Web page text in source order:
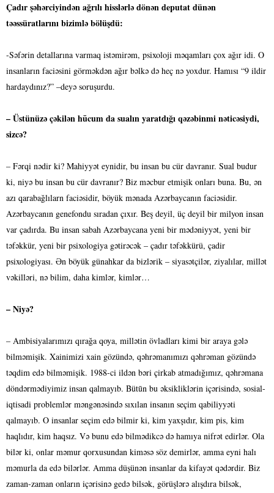
Çadır şəhərciyindən ağrılı hisslərlə dönən deputat dünən
təəssüratlarını bizimlə bölüşdü:
-Səfərin detallarına varmaq istəmirəm, psixoloji məqamları çox ağır idi. O
insanların faciəsini görməkdən ağır bəlkə də heç nə yoxdur. Hamısı “9 ildir
hardaydınız?” –deyə soruşurdu.
– Üstünüzə çəkilən hūcum da sualın yaratdığı qəzəbinmi nəticəsiydi,
sizcə?
– Fərqi nədir ki? Mahiyyət eynidir, bu insan bu cür davranır. Sual budur
ki, niyə bu insan bu cür davranır? Biz məcbur etmişik onları buna. Bu, ən
azı qarabağlılarn faciəsidir, böyük mənada Azərbaycanın faciəsidir.
Azərbaycanın genefondu sıradan çıxır. Beş deyil, üç deyil bir milyon insan
var çadırda. Bu insan sabah Azərbaycana yeni bir mədəniyyət, yeni bir
təfəkkür, yeni bir psixologiya gətirəcək – çadır təfəkkürü, çadir
psixologiyası. Ən böyük günahkar da bizlərik – siyasətçilər, ziyalılar, millət
vəkilləri, nə bilim, daha kimlər, kimlər…
– Niyə?
– Ambisiyalarımızı qırağa qoya, millətin övladları kimi bir araya gələ
bilməmişik. Xainimizi xain gözündə, qəhrəmanımızı qəhrəman gözündə
təqdim edə bilməmişik. 1988-ci ildən bəri çirkab atmadığımız, qəhrəmana
döndərmədiyimiz insan qalmayıb. Bütūn bu əksikliklərin içərisində, sosial-
iqtisadi problemlər məngənəsində sıxılan insanın seçim qabiliyyəti
qalmayıb. O insanlar seçim edə bilmir ki, kim yaxşıdır, kim pis, kim
haqlıdır, kim haqsız. Və bunu edə bilmədikcə də hamıya nifrət edirlər. Ola
bilər ki, onlar məmur qorxusundan kiməsə söz demirlər, amma eyni halı
məmurla da edə bilərlər. Amma düşünən insanlar da kifayət qədərdir. Biz
zaman-zaman onların içərisinə gedə bilsək, görüşlərə alışdıra bilsək,